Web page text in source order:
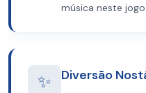
música neste
✨ Diversão